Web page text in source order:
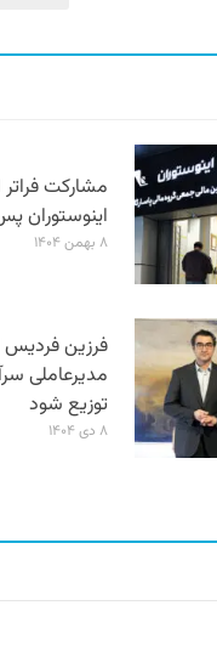
مشارکت فراتر
اینوستوران
۸ بهمن ۱۴۰۴
فرزین فردیس
مدیرعاملی
توزیع شود
۸ دی ۱۴۰۴